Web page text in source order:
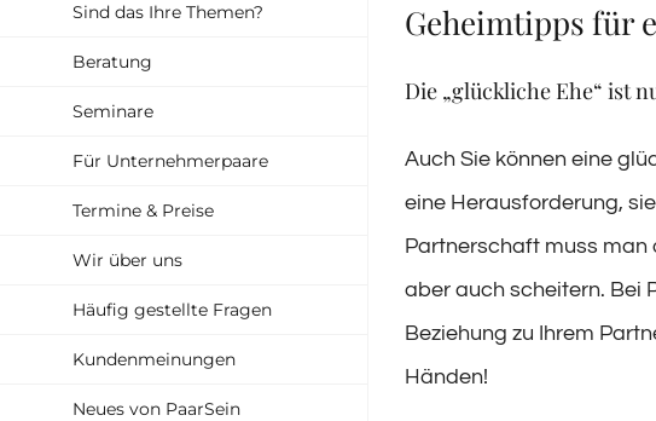
Sind das Ihre Themen?
Beratung
Seminare
Für Unternehmerpaare
Termine & Preise
Wir über uns
Häufig gestellte Fragen
Kundenmeinungen
Neues von PaarSein
Geheimtipps für
Die „glückliche Ehe“ ist
Auch Sie können eine
eine Herausforderung,
Partnerschaft muss man
aber auch scheitern. Bei
Beziehung zu Ihrem
Händen!